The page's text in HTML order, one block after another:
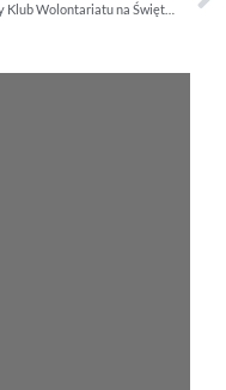
Szkolny Klub Wolontariatu na Święta